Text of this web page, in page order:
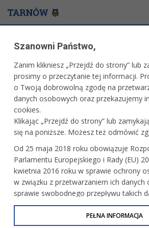
PEWNY AWANS JUNIORÓW
24.01.2022, 13:27
Juniorzy MKS Pałac Młodzieży Tarnów
do 1/8 finału Mistrzostw Polski w piłce
rozegranym w hali Szkoły Podstawowej
trenera Szczepana Greczyńskiego zajął
awans do czołowej szesnastki
dwóch pierwszych spotkaniach.
Szanowni Państwo,
Zanim klikniesz „Przejdź do strony” lub
prosimy o przeczytanie tej informacji.
o Twoją dobrowolną zgodę na
danych osobowych oraz przekazujemy
cookies.
Klikając „Przejdź do strony” lub
się na poniższe. Możesz też odmówić
Od 25 maja 2018 roku obowiązuje
Parlamentu Europejskiego i Rady (EU)
kwietnia 2016 roku w sprawie ochrony
w związku z przetwarzaniem ich danych
sprawie swobodnego przepływu takich
uchylenia dyrektywy 95/46/WE
lub Ogólne Rozporządzenie o Ochronie
PEŁNA INFORMACJA